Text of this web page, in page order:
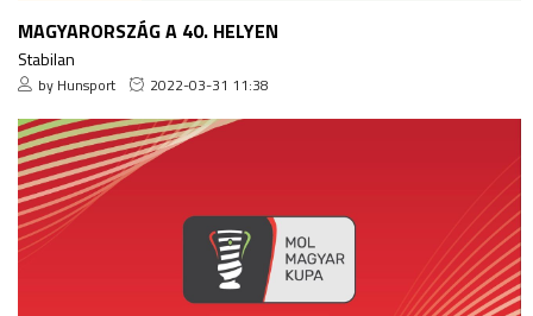
MAGYARORSZÁG A 40. HELYEN
Stabilan
by Hunsport 2022-03-31 11:38